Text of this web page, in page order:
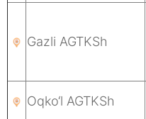
Gazli AGTKSh
Oqko‘l AGTKSh